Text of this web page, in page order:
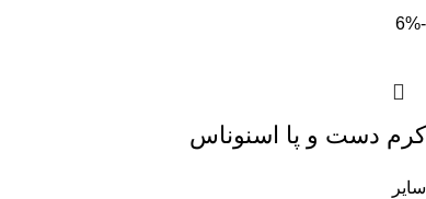
-6%
کرم دست و پا اسنوناس
سایر